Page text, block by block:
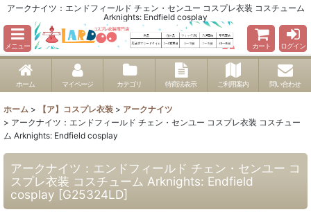
アークナイツ：エンドフィールド チェン・センユー コスプレ衣装 コスチューム
Arknights: Endfield cosplay
メニュー カート ログイン
ホーム マイページ カテゴリ 特商法表示 ご利用案内 問い合わせ
ホーム > 【ア】コスプレ衣装 > アークナイツ
> アークナイツ：エンドフィールド チェン・センユー コスプレ衣装 コスチュー
ム Arknights: Endfield cosplay
アークナイツ：エンドフィールド チェン・センユー コ
スプレ衣装 コスチューム Arknights: Endfield
cosplay [G25324LD]